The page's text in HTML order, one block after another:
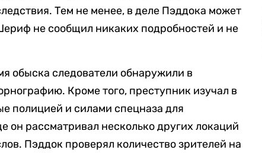
Тем не менее, в деле Пэддока может
не сообщил никаких подробностей и не
обыска следователи обнаружили в
Кроме того, преступник изучал в
полицией и силами спецназа для
он рассматривал несколько других локаций
Пэддок проверял количество зрителей на